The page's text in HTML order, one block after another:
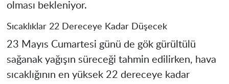
olması bekleniyor.
Sıcaklıklar 22 Dereceye Kadar Düşecek
23 Mayıs Cumartesi günü de gök gürültülü
sağanak yağışın süreceği tahmin edilirken, hava
sıcaklığının en yüksek 22 dereceye kadar